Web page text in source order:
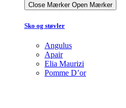
Close Mærker Open Mærker
Sko og støvler
Angulus
Apair
Elia Maurizi
Pomme D’or